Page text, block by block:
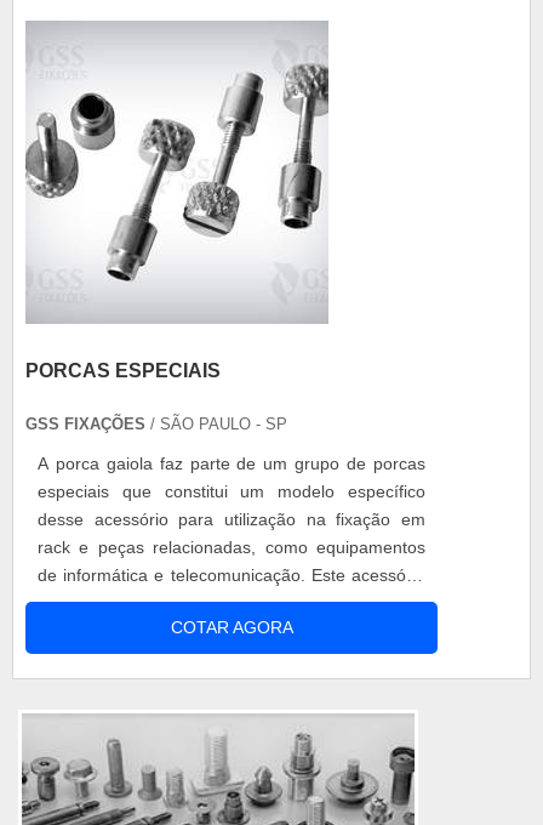
PORCAS ESPECIAIS
GSS FIXAÇÕES / SÃO PAULO - SP
A porca gaiola faz parte de um grupo de porcas
especiais que constitui um modelo específico
desse acessório para utilização na fixação em
rack e peças relacionadas, como equipamentos
de informática e telecomunicação. Este acessório
é de alta funcionalidade e a sua utilização exclui a
inserção de outros materiais ou métodos para
fixação. Conheça as principais aplicações desse
painel; Entre outros. A ...
COTAR AGORA